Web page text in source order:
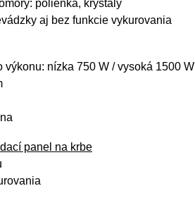
polienka, kryštály
aj bez funkcie vykurovania
výkonu: nízka 750 W / vysoká 1500 W
panel na krbe